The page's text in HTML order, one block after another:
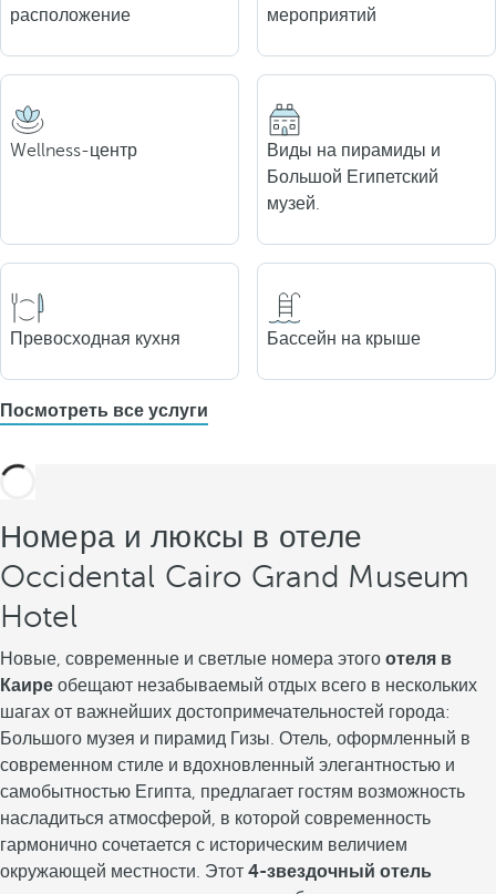
расположение
мероприятий
Wellness-центр
Виды на пирамиды и
Большой Египетский
музей.
Превосходная кухня Бассейн на крыше
Посмотреть все услуги
Номера и люксы в отеле
Occidental Cairo Grand Museum
Hotel
Новые, современные и светлые номера этого отеля в
Каире обещают незабываемый отдых всего в нескольких
шагах от важнейших достопримечательностей города:
Большого музея и пирамид Гизы. Отель, оформленный в
современном стиле и вдохновленный элегантностью и
самобытностью Египта, предлагает гостям возможность
насладиться атмосферой, в которой современность
гармонично сочетается с историческим величием
окружающей местности. Этот 4-звездочный отель